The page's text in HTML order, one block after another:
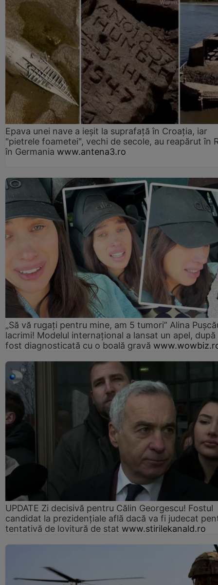
Epava unei nave a ieșit la suprafață în Croația, iar
"pietrele foametei", vechi de secole, au reapărut în
în Germania www.antena3.ro
„Să vă rugați pentru mine, am 5 tumori” Alina
lacrimi! Modelul internațional a lansat un apel, după
fost diagnosticată cu o boală gravă
UPDATE Zi decisivă pentru Călin Georgescu! Fostul
candidat la prezidențiale află dacă va fi judecat
tentativă de lovitură de stat www.stirilekanald.ro